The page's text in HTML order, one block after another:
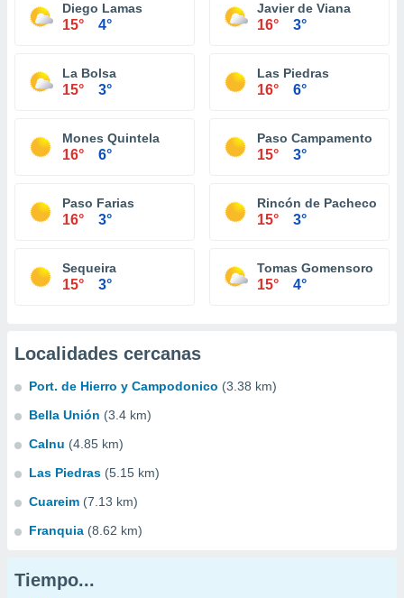
Diego Lamas
15° 4°
Javier de Viana
16° 3°
La Bolsa
15° 3°
Las Piedras
16° 6°
Mones Quintela
16° 6°
Paso Campamento
15° 3°
Paso Farias
16° 3°
Rincón de Pacheco
15° 3°
Sequeira
15° 3°
Tomas Gomensoro
15° 4°
Localidades cercanas
Port. de Hierro y Campodonico (3.38 km)
Bella Unión (3.4 km)
Calnu (4.85 km)
Las Piedras (5.15 km)
Cuareim (7.13 km)
Franquia (8.62 km)
Tiempo...